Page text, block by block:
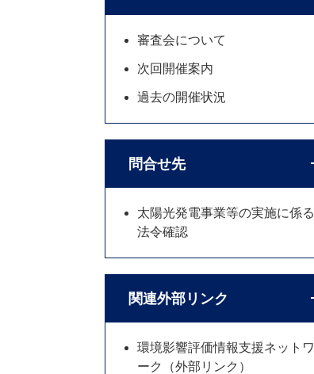
審査会について
次回開催案内
過去の開催状況
問合せ先
太陽光発電事業等の実施に係る
法令確認
関連外部リンク
環境影響評価情報支援ネットワ
ーク（外部リンク）